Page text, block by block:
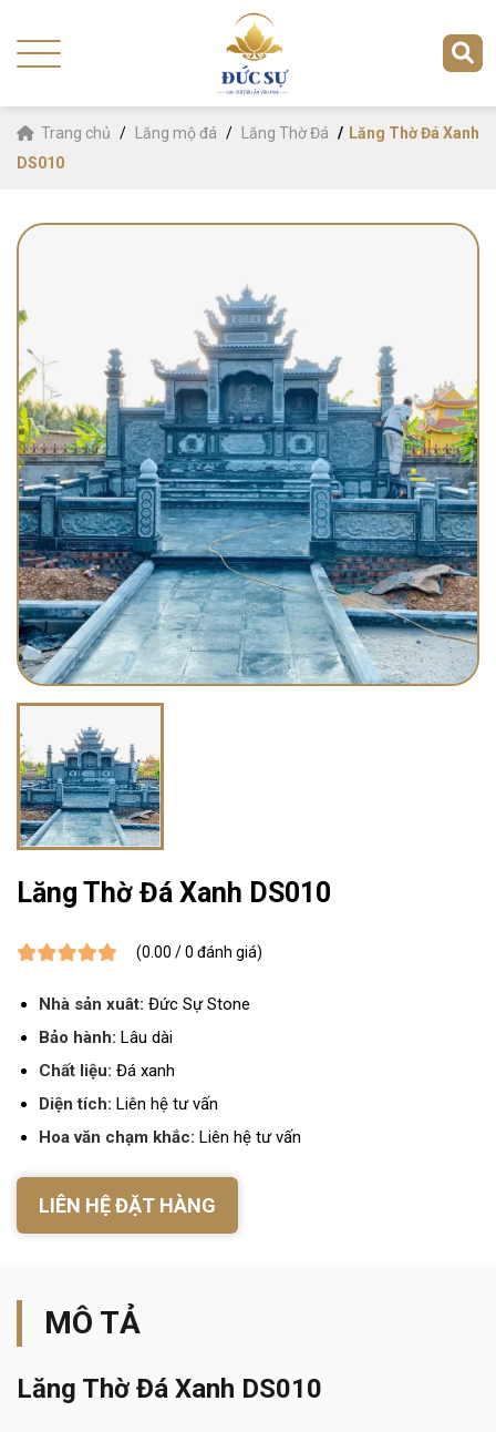
Trang chủ Lăng mộ đá Lăng Thờ Đá
Lăng Thờ Đá Xanh
DS010
Lăng Thờ Đá Xanh DS010
(0.00 / 0 đánh giá)
Nhà sản xuât: Đức Sự Stone
Bảo hành: Lâu dài
Chất liệu: Đá xanh
Diện tích: Liên hệ tư vấn
Hoa văn chạm khắc: Liên hệ tư vấn
LIÊN HỆ ĐẶT HÀNG
MÔ TẢ
Lăng Thờ Đá Xanh DS010